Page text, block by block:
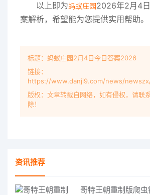
以上即为蚂蚁庄园2026年2月4
案解析，希望能为您提供实用帮助。
标题：蚂蚁庄园2月4日今日答案2026
链接：
https://www.danji9.com/news/
版权：文章转载自网络，如有侵权，请联
除！
资讯推荐